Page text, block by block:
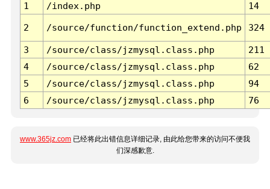
1
/index.php 14
2 /source/function/function_extend.php 324
3 /source/class/jzmysql.class.php
211
4
/source/class/jzmysql.class.php
62
5
/source/class/jzmysql.class.php
94
6
/source/class/jzmysql.class.php 76
www.365jz.com 已经将此出错信息详细记录, 由此给您带来的访问不便我
们深感歉意.